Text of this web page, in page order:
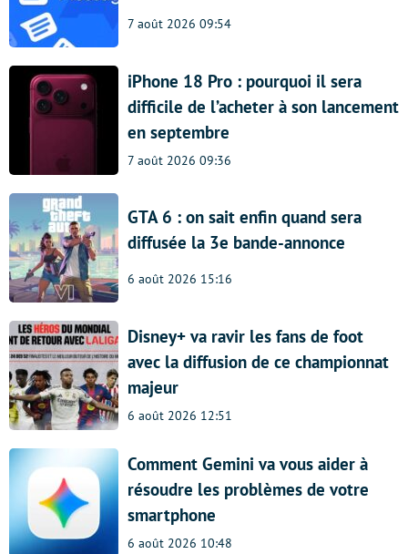
7 août 2026 09:54
iPhone 18 Pro : pourquoi il sera
difficile de l’acheter à son lancement
en septembre
7 août 2026 09:36
GTA 6 : on sait enfin quand sera
diffusée la 3e bande-annonce
6 août 2026 15:16
Disney+ va ravir les fans de foot
avec la diffusion de ce championnat
majeur
6 août 2026 12:51
Comment Gemini va vous aider à
résoudre les problèmes de votre
smartphone
6 août 2026 10:48